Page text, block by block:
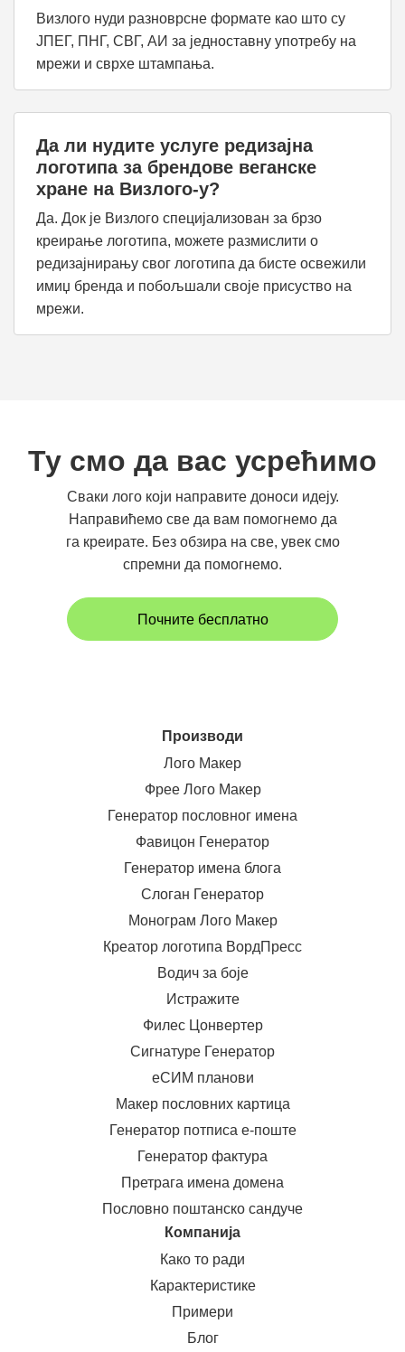
Визлого нуди разноврсне формате као што су
ЈПЕГ, ПНГ, СВГ, АИ за једноставну употребу на
мрежи и сврхе штампања.
Да ли нудите услуге редизајна
логотипа за брендове веганске
хране на Визлого-у?
Да. Док је Визлого специјализован за брзо
креирање логотипа, можете размислити о
редизајнирању свог логотипа да бисте освежили
имиџ бренда и побољшали своје присуство на
мрежи.
Ту смо да вас усрећимо
Сваки лого који направите доноси идеју.
Направићемо све да вам помогнемо да
га креирате. Без обзира на све, увек смо
спремни да помогнемо.
Почните бесплатно
Производи
Лого Макер
Фрее Лого Макер
Генератор пословног имена
Фавицон Генератор
Генератор имена блога
Слоган Генератор
Монограм Лого Макер
Креатор логотипа ВордПресс
Водич за боје
Истражите
Филес Цонвертер
Сигнатуре Генератор
еСИМ планови
Макер пословних картица
Генератор потписа е-поште
Генератор фактура
Претрага имена домена
Пословно поштанско сандуче
Компанија
Како то ради
Карактеристике
Примери
Блог